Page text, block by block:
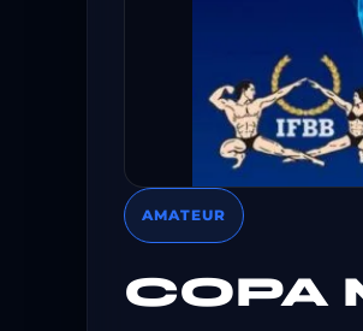
AMATEUR
COPA